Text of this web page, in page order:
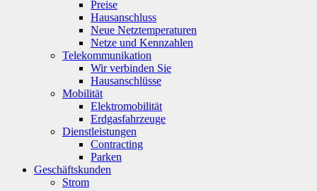
Preise
Hausanschluss
Neue Netztemperaturen
Netze und Kennzahlen
Telekommunikation
Wir verbinden Sie
Hausanschlüsse
Mobilität
Elektromobilität
Erdgasfahrzeuge
Dienstleistungen
Contracting
Parken
Geschäftskunden
Strom